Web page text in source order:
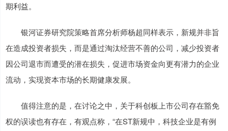
期利益。
银河证券研究院策略首席分析师杨超同样表示，新规并非旨
在造成投资者损失，而是通过淘汰经营不善的公司，减少投资者
因公司退市而遭受的潜在损失，促进市场资金向更有潜力的企业
流动，实现资本市场的长期健康发展。
值得注意的是，在讨论之中，关于科创板上市公司存在豁免
权的误读也有存在，有观点称，“在ST新规中，科技企业是有例